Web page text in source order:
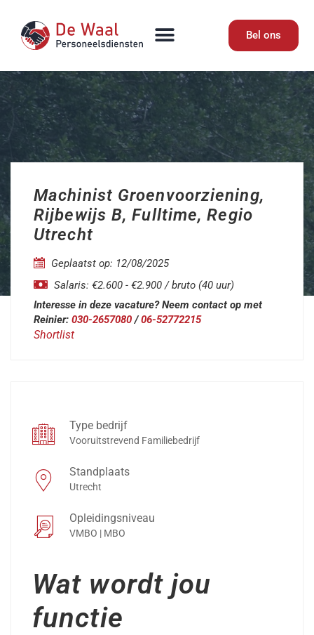
Bel ons
Machinist Groenvoorziening,
Rijbewijs B, Fulltime, Regio
Utrecht
Geplaatst op: 12/08/2025
Salaris: €2.600 - €2.900 / bruto (40 uur)
Interesse in deze vacature? Neem contact op met
Reinier: 030-2657080/06-52772215
Shortlist
Type bedrijf
Vooruitstrevend Familiebedrijf
Standplaats
Utrecht
Opleidingsniveau
VMBO | MBO
Wat wordt jou
functie